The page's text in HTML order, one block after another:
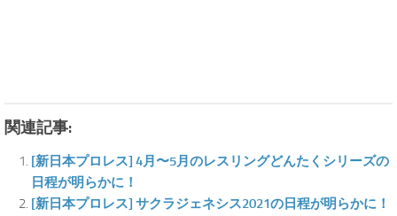
関連記事:
[新日本プロレス] 4月〜5月のレスリングどんたくシリーズの
日程が明らかに！
[新日本プロレス] サクラジェネシス2021の日程が明らかに！